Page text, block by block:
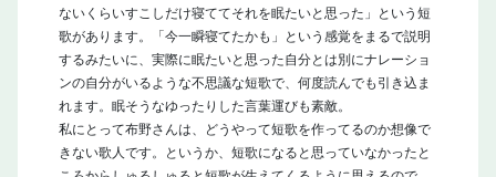
ないくらいすこしだけ寝ててそれを眠たいと思った」という短
歌があります。「今一瞬寝てたかも」という感覚をまるで説明
するみたいに、実際に眠たいと思った自分とは別にナレーショ
ンの自分がいるような不思議な短歌で、何度読んでも引き込ま
れます。眠そうなゆったりした言葉運びも素敵。
私にとって布野さんは、どうやって短歌を作ってるのか想像で
きない歌人です。というか、短歌になると思っていなかったと
閉じる